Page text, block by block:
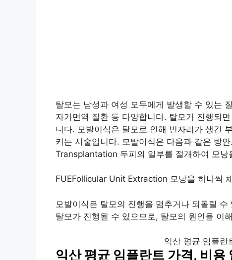
탈모는 남성과 여성 모두에게 발생할 수 있는
자가면역 질환 등 다양합니다. 탈모가 진행되
니다. 모발이식은 탈모로 인해 빈자리가 생긴
키는 시술입니다. 모발이식은 다음과 같은 방
Transplantation 두피의 일부를 절개하여 모
FUEFollicular Unit Extraction 모낭을 하나씩
모발이식은 탈모의 진행을 멈추거나 되돌릴
탈모가 진행될 수 있으므로, 탈모의 원인을 이
익산 평균 임플란
익산 평균 임플란트 가격, 비용